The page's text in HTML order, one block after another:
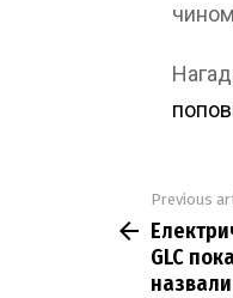
more
Previous
GLC